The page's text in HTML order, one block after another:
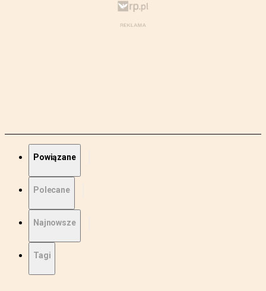
Powiązane
Polecane
Najnowsze
Tagi